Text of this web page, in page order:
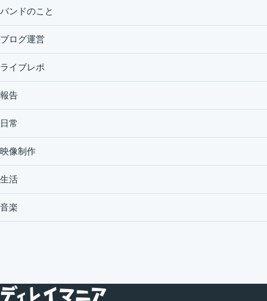
バンドのこと
ブログ運営
ライブレポ
報告
日常
映像制作
生活
音楽